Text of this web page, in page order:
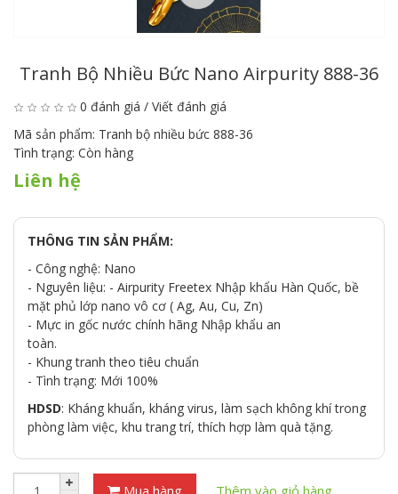
Tranh Bộ Nhiều Bức Nano Airpurity 888-36
0 đánh giá / Viết đánh giá
Mã sản phẩm: Tranh bộ nhiều bức 888-36
Tình trạng: Còn hàng
Liên hệ
THÔNG TIN SẢN PHẨM:
- Công nghệ: Nano
- Nguyên liệu: - Airpurity Freetex Nhập khẩu Hàn Quốc, bề
mặt phủ lớp nano vô cơ ( Ag, Au, Cu, Zn)
- Mực in gốc nước chính hãng Nhập khẩu an
toàn.
- Khung tranh theo tiêu chuẩn
- Tình trạng: Mới 100%
HDSD: Kháng khuẩn, kháng virus, làm sạch không khí trong
phòng làm việc, khu trang trí, thích hợp làm quà tặng.
Mua hàng Thêm vào giỏ hàng